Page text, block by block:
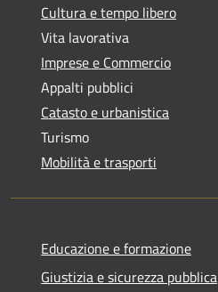
Cultura e tempo libero
Vita lavorativa
Imprese e Commercio
Appalti pubblici
Catasto e urbanistica
Turismo
Mobilità e trasporti
Educazione e formazione
Giustizia e sicurezza pubblica